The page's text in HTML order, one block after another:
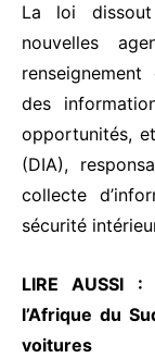
La loi dissout
nouvelles
des
opportunités,
(DIA),
collecte
sécurité
LIRE AUSSI
l’Afrique du
voitures